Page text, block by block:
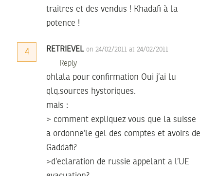
traitres et des vendus ! Khadafi à la
potence !
4 RETRIEVEL on 24/02/2011 at 24/02/2011
Reply
ohlala pour confirmation Oui j’ai lu
qlq.sources hystoriques.
mais :
> comment expliquez vous que la suisse
a ordonne’le gel des comptes et avoirs de
Gaddafi?
>d’eclaration de russie appelant a l’UE